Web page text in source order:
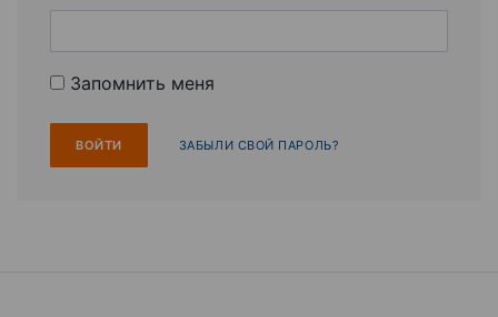
Запомнить меня
ЗАБЫЛИ СВОЙ ПАРОЛЬ?